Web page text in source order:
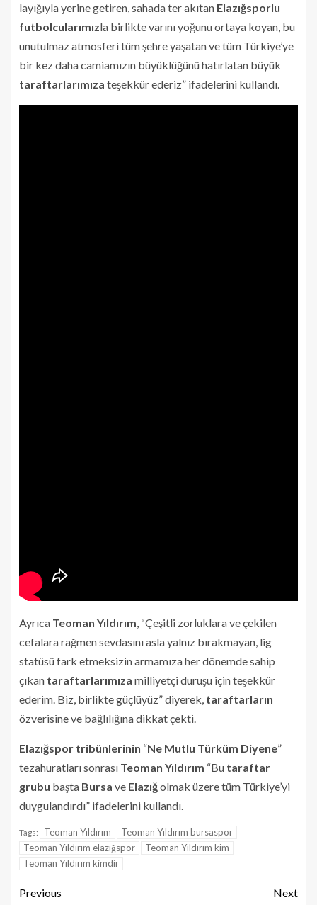
layığıyla yerine getiren, sahada ter akıtan Elazığsporlu
futbolcularımızla birlikte varını yoğunu ortaya koyan, bu
unutulmaz atmosferi tüm şehre yaşatan ve tüm Türkiye’ye
bir kez daha camiamızın büyüklüğünü hatırlatan büyük
taraftarlarımıza teşekkür ederiz” ifadelerini kullandı.
Ayrıca Teoman Yıldırım, “Çeşitli zorluklara ve çekilen
cefalara rağmen sevdasını asla yalnız bırakmayan, lig
statüsü fark etmeksizin armamıza her dönemde sahip
çıkan taraftarlarımıza milliyetçi duruşu için teşekkür
ederim. Biz, birlikte güçlüyüz” diyerek, taraftarların
özverisine ve bağlılığına dikkat çekti.
Elazığspor tribünlerinin “Ne Mutlu Türküm Diyene”
tezahuratları sonrası Teoman Yıldırım “Bu taraftar
grubu başta Bursa ve Elazığolmak üzere tüm Türkiye’yi
duygulandırdı” ifadelerini kullandı.
Tags: Teoman Yıldırım
Teoman Yıldırım bursaspor
Teoman Yıldırım elazığspor
Teoman Yıldırım kim
Teoman Yıldırım kimdir
Previous
Next